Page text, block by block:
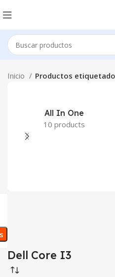
Inicio Productos
All In One
10 products
Dell Core I3